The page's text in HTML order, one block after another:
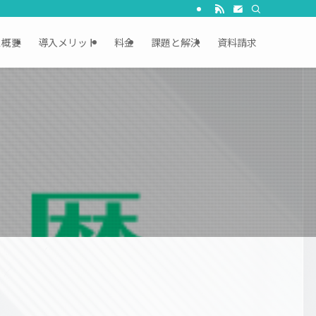
要 導入メリット 料金 課題と解決 資料請求